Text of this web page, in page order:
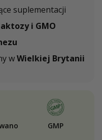
suplementacji
i GMO
wWielkiej Brytanii
GMP